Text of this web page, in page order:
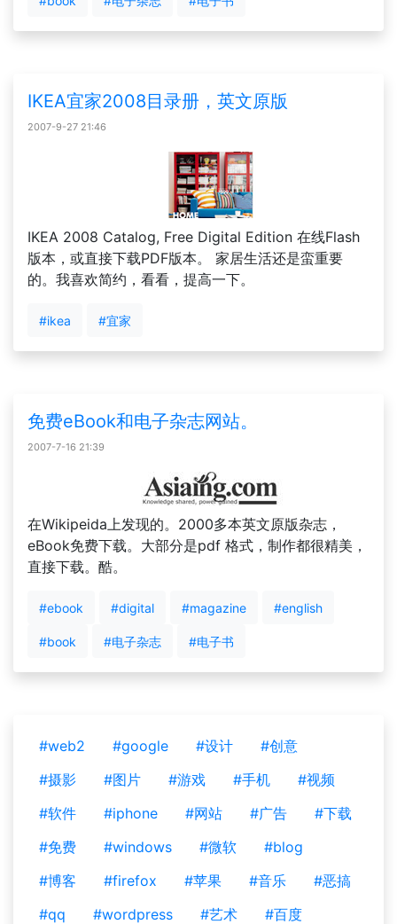
IKEA宜家2008目录册，英文原版
2007-9-27 21:46
IKEA 2008 Catalog, Free Digital Edition 在线Flash
版本，或直接下载PDF版本。 家居生活还是蛮重要
的。我喜欢简约，看看，提高一下。
#ikea #宜家
免费eBook和电子杂志网站。
2007-7-16 21:39
在Wikipeida上发现的。2000多本英文原版杂志，
eBook免费下载。大部分是pdf 格式，制作都很精美，
直接下载。酷。
#ebook #digital #magazine #english
#book #电子杂志 #电子书
#web2 #google #设计
#创意
#摄影
#图片 #游戏 #手机
#视频
#软件
#iphone #网站 #广告
#下载
#免费
#windows #微软
#blog
#博客
#firefox #苹果 #音乐
#恶搞
#qq
#wordpress #艺术
#百度